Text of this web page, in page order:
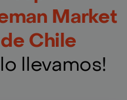
Market
Chile
llevamos!